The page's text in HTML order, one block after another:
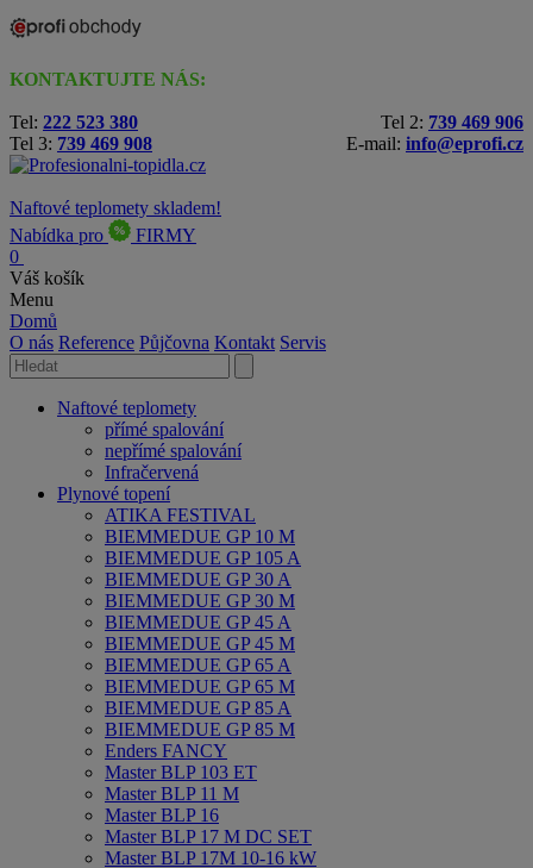
KONTAKTUJTE NÁS:
Tel: 222 523 380 Tel 2: 739 469 906
Tel 3: 739 469 908 E-mail: info@eprofi.cz
Naftové teplomety skladem!
Nabídka pro
FIRMY
0
Váš košík
Menu
Domů
O nás Reference Půjčovna Kontakt Servis
Naftové teplomety
přímé spalování
nepřímé spalování
Infračervená
Plynové topení
ATIKA FESTIVAL
BIEMMEDUE GP 10 M
BIEMMEDUE GP 105 A
BIEMMEDUE GP 30 A
BIEMMEDUE GP 30 M
BIEMMEDUE GP 45 A
BIEMMEDUE GP 45 M
BIEMMEDUE GP 65 A
BIEMMEDUE GP 65 M
BIEMMEDUE GP 85 A
BIEMMEDUE GP 85 M
Enders FANCY
Master BLP 103 ET
Master BLP 11 M
Master BLP 16
Master BLP 17 M DC SET
Master BLP 17M 10-16 kW